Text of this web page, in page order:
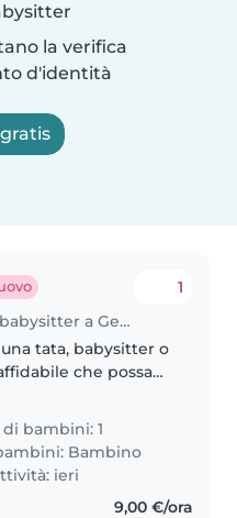
la verifica
d'identità
Lavoro per babysitter a Genova
1
tata, babysitter o
che possa
di 3 anni. Dovrà
agio anche con
e
bambini: 1
Bambino
ieri
9,00 €/ora